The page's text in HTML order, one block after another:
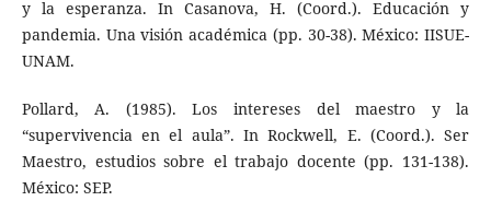
y la esperanza. In Casanova, H. (Coord.). Educación y
pandemia. Una visión académica (pp. 30-38). México: IISUE-
UNAM.
Pollard, A. (1985). Los intereses del maestro y la
“supervivencia en el aula”. In Rockwell, E. (Coord.). Ser
Maestro, estudios sobre el trabajo docente (pp. 131-138).
México: SEP.